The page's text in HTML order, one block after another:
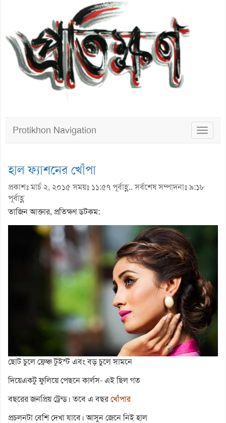
Toggle
Protikhon Navigation
হাল ফ্যাশনের খোঁপা
প্রকাশঃ মার্চ ২, ২০১৫ সময়ঃ ১১:৫৭ পূর্বাহ্ণ.. সর্বশেষ সম্পাদনাঃ ৯:১৮
পূর্বাহ্ণ
তাজিন আক্তার, প্রতিক্ষণ ডটকম:
ছোট চুলে ফ্রেঞ্চ টুইস্ট এবং বড় চুলে সামনে
দিয়েএকটু ফুলিয়ে পেছনে কার্লস- এই ছিল গত
বছরের জনপ্রিয় ট্রেন্ড। তবে এ বছরখোঁপার
প্রচলনটা বেশি দেখা যাবে। আসুন জেনে নিই হাল